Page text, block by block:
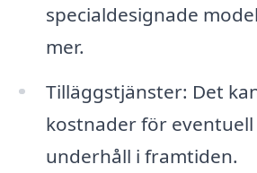
specialdesignade
mer.
Tilläggstjänster: Det
kostnader för eventuell
underhåll i framtiden.